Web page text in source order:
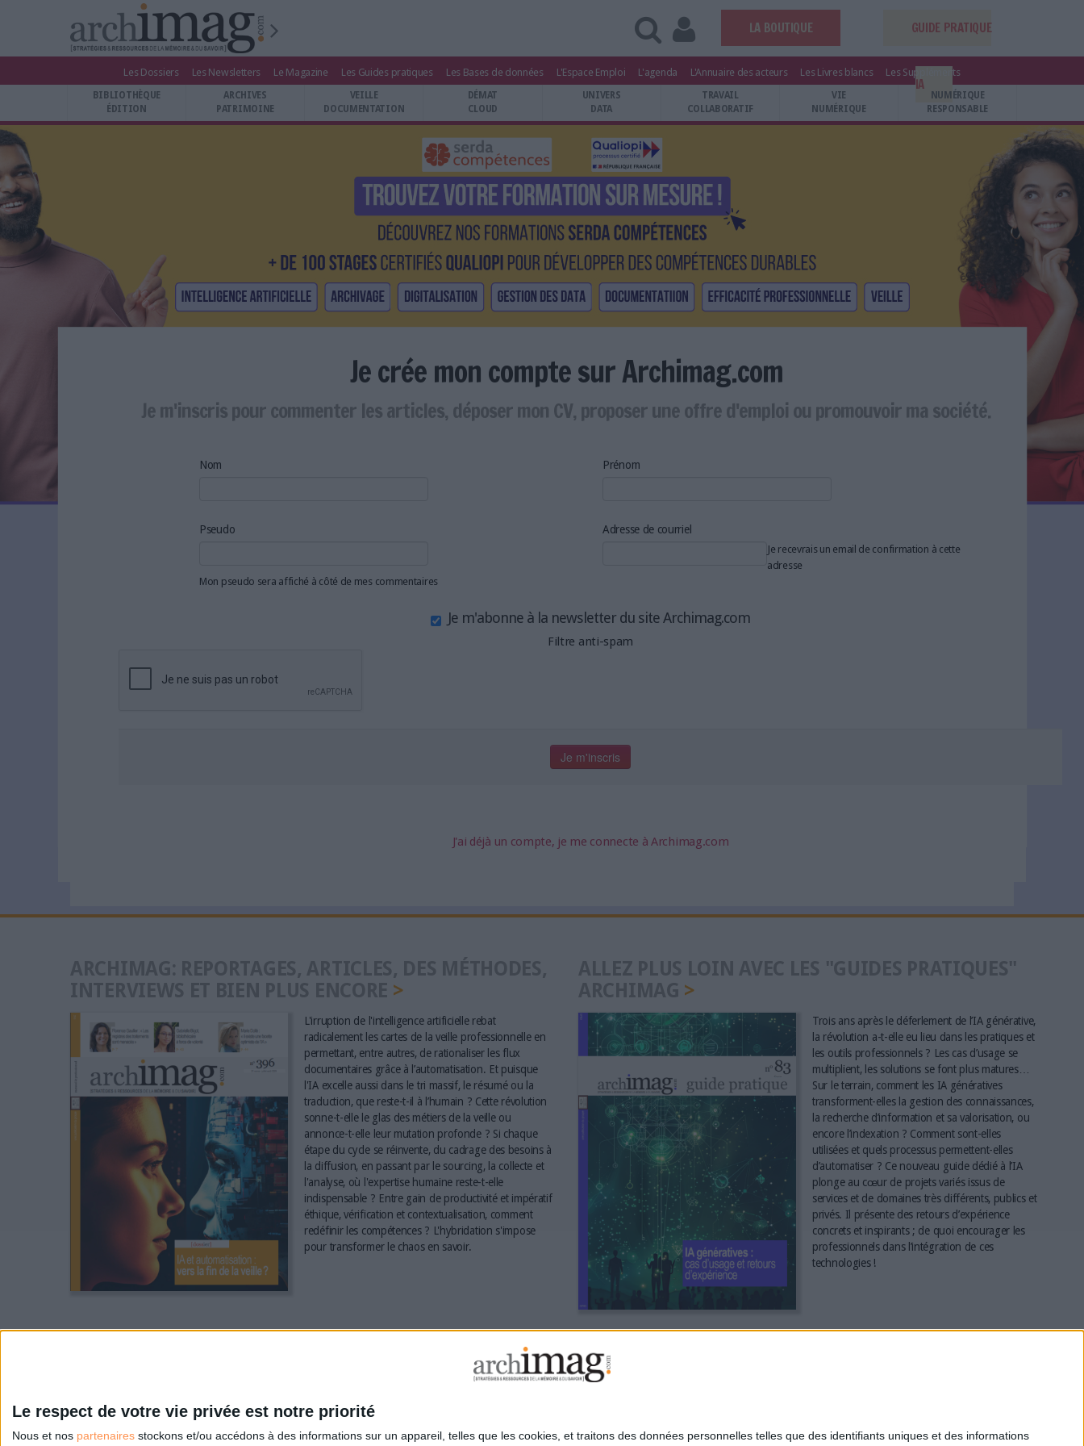
Le respect de votre vie privée est notre priorité
Nous et nos partenaires stockons et/ou accédons à des informations sur un appareil, telles que les cookies, et traitons des données personnelles telles que des identifiants uniques et des informations
LA BOUTIQUE GUIDE PRATIQUE
IA
BIBLIOTHÈQUE ÉDITION
ARCHIVES PATRIMOINE
VEILLE DOCUMENTATION
UNIVERS DATA
TRAVAIL COLLABORATIF
VIE NUMÉRIQUE
NUMÉRIQUE RESPONSABLE
L'ANNUAIRE DES ACTEURS
Les Dossiers Les Newsletters Le Magazine Les Guides pratiques Les Bases de données L'Espace Emploi L'agenda L'Annuaire des acteurs Les Livres blancs Les Suppléments
BIBLIOTHÈQUE
ÉDITION
ARCHIVES
PATRIMOINE
VEILLE
DOCUMENTATION
DÉMAT
CLOUD
UNIVERS
DATA
TRAVAIL
COLLABORATIF
VIE
NUMÉRIQUE
NUMÉRIQUE
RESPONSABLE
Je crée mon compte sur Archimag.com
Je m'inscris pour commenter les articles, déposer mon CV, proposer une offre d'emploi ou promouvoir ma société.
Nom
Pseudo
Mon pseudo sera affiché à côté de mes commentaires
Prénom
Adresse de courriel
Je recevrais un email de confirmation à cette
adresse
Je m'abonne à la newsletter du site Archimag.com
Filtre anti-spam
J'ai déjà un compte, je me connecte à Archimag.com
L'irruption de l'intelligence artificielle rebat
radicalement les cartes de la veille professionnelle en
permettant, entre autres, de rationaliser les flux
documentaires grâce à l’automatisation. Et puisque
l'IA excelle aussi dans le tri massif, le résumé ou la
traduction, que reste-t-il à l’humain ? Cette révolution
sonne-t-elle le glas des métiers de la veille ou
annonce-t-elle leur mutation profonde ? Si chaque
étape du cycle se réinvente, du cadrage des besoins à
la diffusion, en passant par le sourcing, la collecte et
l'analyse, où l'expertise humaine reste-t-elle
indispensable ? Entre gain de productivité et impératif
éthique, vérification et contextualisation, comment
redéfinir les compétences ? L'hybridation s'impose
pour transformer le chaos en savoir.
Trois ans après le déferlement de l’IA générative,
la révolution a-t-elle eu lieu dans les pratiques et
les outils professionnels ? Les cas d’usage se
multiplient, les solutions se font plus matures…
Sur le terrain, comment les IA génératives
transforment-elles la gestion des connaissances,
la recherche d’information et sa valorisation, ou
encore l’indexation ? Comment sont-elles
utilisées et quels processus permettent-elles
d’automatiser ? Ce nouveau guide dédié à l’IA
plonge au cœur de projets variés issus de
services et de domaines très différents, publics et
privés. Il présente des retours d’expérience
concrets et inspirants ; de quoi encourager les
professionnels dans l’intégration de ces
technologies !